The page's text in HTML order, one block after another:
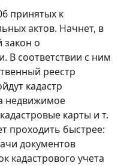
принятых к
актов. Начнет, в
закон о
В соответствии с ним
реестр
кадастр
недвижимое
карты и т.
проходить быстрее:
документов
кадастрового учета